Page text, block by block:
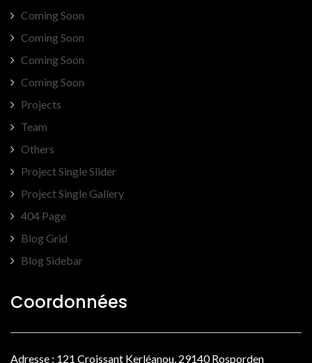
Coming Soon
Coming Soon
Coming Soon
Coming Soon
Projects
Team
Others
Project Single Slider
Project Single Gallery
404 Page
Blog Grid
Blog Sidebar
Coordonnées
Adresse : 121 Croissant Kerléanou, 29140 Rosporden